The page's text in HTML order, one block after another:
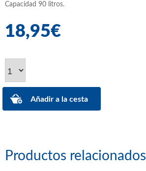
Capacidad 90 litros.
18,95€
Productos relacionados